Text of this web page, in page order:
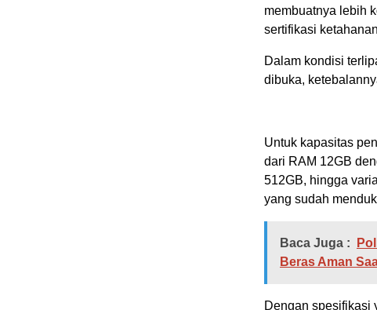
membuatnya lebih
sertifikasi
Dalam kondisi
dibuka,
Untuk kapasitas
dari RAM 12GB
512GB, hingga
yang sudah
Baca Juga :
Beras Aman
Dengan spesifikasi